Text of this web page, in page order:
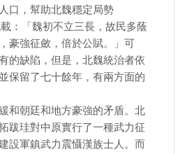
口，幫助北魏穩定局勢
載：「魏初不立三長，故民多蔭
豪強征斂，倍於公賦。」可
的缺陷，但是，北魏統治者依
保留了七十餘年，有兩方面的
和朝廷和地方豪強的矛盾。北
跋珪對中原實行了一種武力征
設軍鎮武力震懾漢族士人。而